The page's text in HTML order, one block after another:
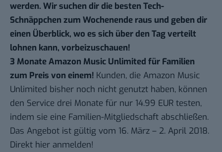
werden. Wir suchen dir die besten Tech-
Schnäppchen zum Wochenende raus und geben dir
einen Überblick, wo es sich über den Tag verteilt
lohnen kann, vorbeizuschauen!
3 Monate Amazon Music Unlimited für Familien
zum Preis von einem! Kunden, die Amazon Music
Unlimited bisher noch nicht genutzt haben, können
den Service drei Monate für nur 14.99 EUR testen,
indem sie eine Familien-Mitgliedschaft abschließen.
Das Angebot ist gültig vom 16. März – 2. April 2018.
Direkt hier anmelden!